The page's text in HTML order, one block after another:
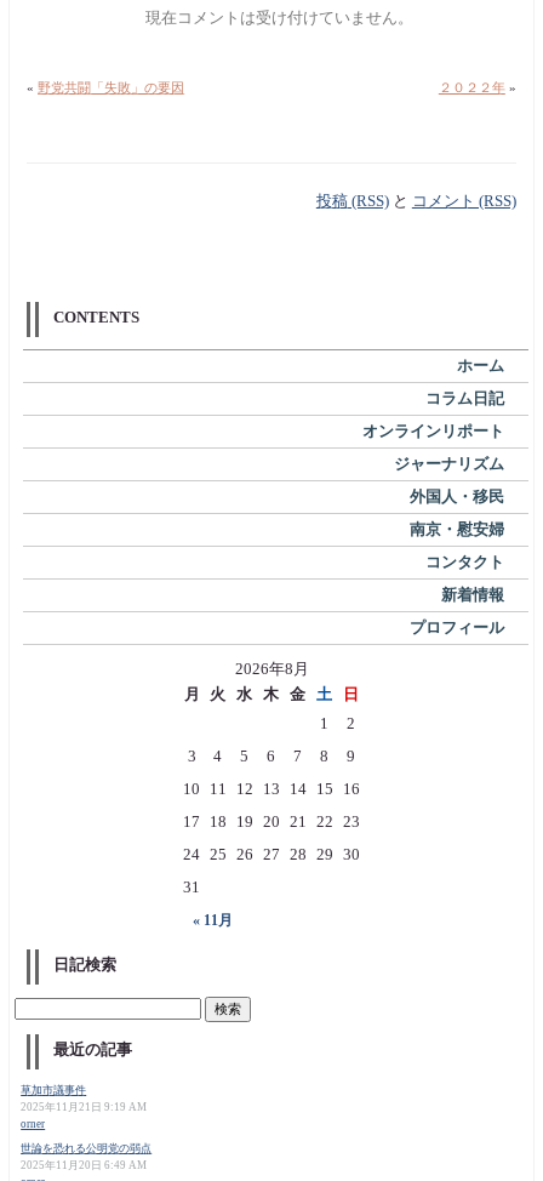
現在コメントは受け付けていません。
«野党共闘「失敗」の要因 ２０２２年»
投稿 (RSS)と コメント (RSS)
CONTENTS
ホーム
コラム日記
オンラインリポート
ジャーナリズム
外国人・移民
南京・慰安婦
コンタクト
新着情報
プロフィール
2026年8月
月
火 水 木 金 土 日
« 11月
1
2
3
4 5 6 7 8
9
10
11 12 13 14 15
16
17
18 19 20 21 22 23
24 25 26 27 28 29 30
31
日記検索
最近の記事
草加市議事件
2025年11月21日 9:19 AM
orner
世論を恐れる公明党の弱点
2025年11月20日 6:49 AM